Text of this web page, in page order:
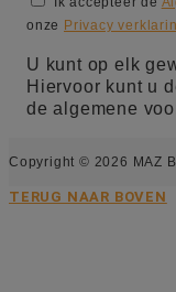
onze Privacy
U kunt op elk
Hiervoor kunt u
de algemene
Copyright © 2026 MAZ
TERUG NAAR BOVEN